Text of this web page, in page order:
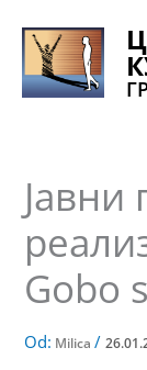
sadržaj
Јавни
Gobo
Od: Milica/